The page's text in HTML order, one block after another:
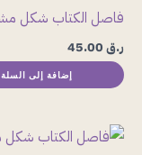
فاصل الكتاب شكل
ر.ق
إضافة إلى السلة